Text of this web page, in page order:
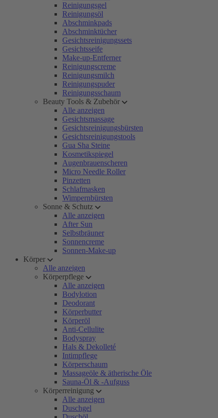
Reinigungsgel
Reinigungsöl
Abschminkpads
Abschminktücher
Gesichtsreinigungssets
Gesichtsseife
Make-up-Entferner
Reinigungscreme
Reinigungsmilch
Reinigungspuder
Reinigungsschaum
Beauty Tools & Zubehör
Alle anzeigen
Gesichtsmassage
Gesichtsreinigungsbürsten
Gesichtsreinigungstools
Gua Sha Steine
Kosmetikspiegel
Augenbrauenscheren
Micro Needle Roller
Pinzetten
Schlafmasken
Wimpernbürsten
Sonne & Schutz
Alle anzeigen
After Sun
Selbstbräuner
Sonnencreme
Sonnen-Make-up
Körper
Alle anzeigen
Körperpflege
Alle anzeigen
Bodylotion
Deodorant
Körperbutter
Körperöl
Anti-Cellulite
Bodyspray
Hals & Dekolleté
Intimpflege
Körperschaum
Massageöle & ätherische Öle
Sauna-Öl & -Aufguss
Körperreinigung
Alle anzeigen
Duschgel